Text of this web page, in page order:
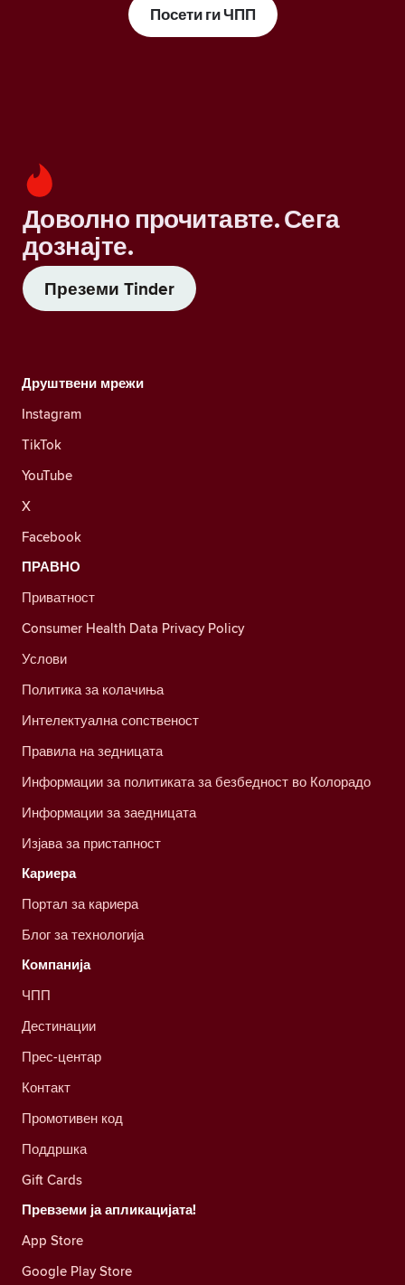
Посети ги ЧПП
Доволно прочитавте. Сега
дознајте.
Преземи Tinder
Друштвени мрежи
Instagram
TikTok
YouTube
X
Facebook
ПРАВНО
Приватност
Consumer Health Data Privacy Policy
Услови
Политика за колачиња
Интелектуална сопственост
Правила на зедницата
Информации за политиката за безбедност во Колорадо
Информации за заедницата
Изјава за пристапност
Кариера
Портал за кариера
Блог за технологија
Компанија
ЧПП
Дестинации
Прес-центар
Контакт
Промотивен код
Поддршка
Gift Cards
Превземи ја апликацијата!
App Store
Google Play Store